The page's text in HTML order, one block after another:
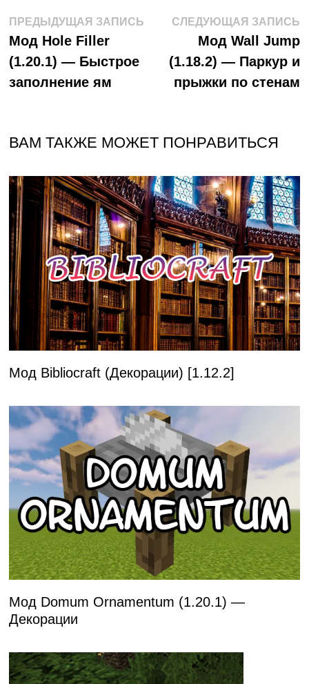
Навигация
по
записям
ПРЕДЫДУЩАЯ ЗАПИСЬ Предыдущая
Мод Hole Filler
(1.20.1) — Быстрое
заполнение ям
СЛЕДУЮЩАЯ ЗАПИСЬ
Мод Wall Jump
(1.18.2) — Паркур и
прыжки по стенам
ВАМ ТАКЖЕ МОЖЕТ ПОНРАВИТЬСЯ
Мод Bibliocraft (Декорации) [1.12.2]
Мод Domum Ornamentum (1.20.1) —
Декорации